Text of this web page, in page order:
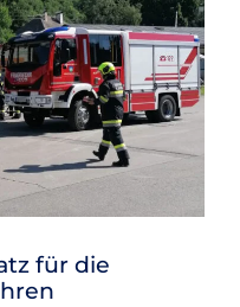
für die